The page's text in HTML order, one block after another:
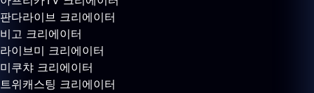
판다라이브 크리에이터
비고 크리에이터
라이브미 크리에이터
미쿠챠 크리에이터
트위캐스팅 크리에이터